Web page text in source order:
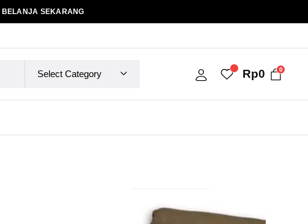
BELANJA SEKARANG
Rp0 0